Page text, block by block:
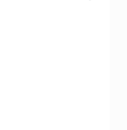
- 7455267 - Lägg i